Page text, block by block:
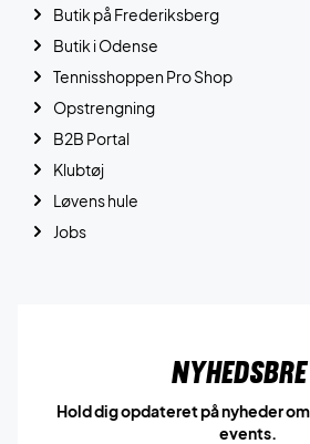
Butik på Frederiksberg
Butik i Odense
Tennisshoppen Pro Shop
Opstrengning
B2B Portal
Klubtøj
Løvens hule
Jobs
Hold dig opdateret på nyheder
events.